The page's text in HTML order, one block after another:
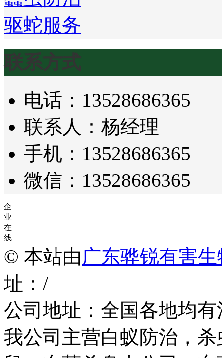
驱蛇服务
联系方式
电话：13528686365
联系人：杨经理
手机：13528686365
微信：13528686365
企
业
在
线
© 本站由 广东骅锐有害
址：/
公司地址：全国各地均
我公司主营白蚁防治，